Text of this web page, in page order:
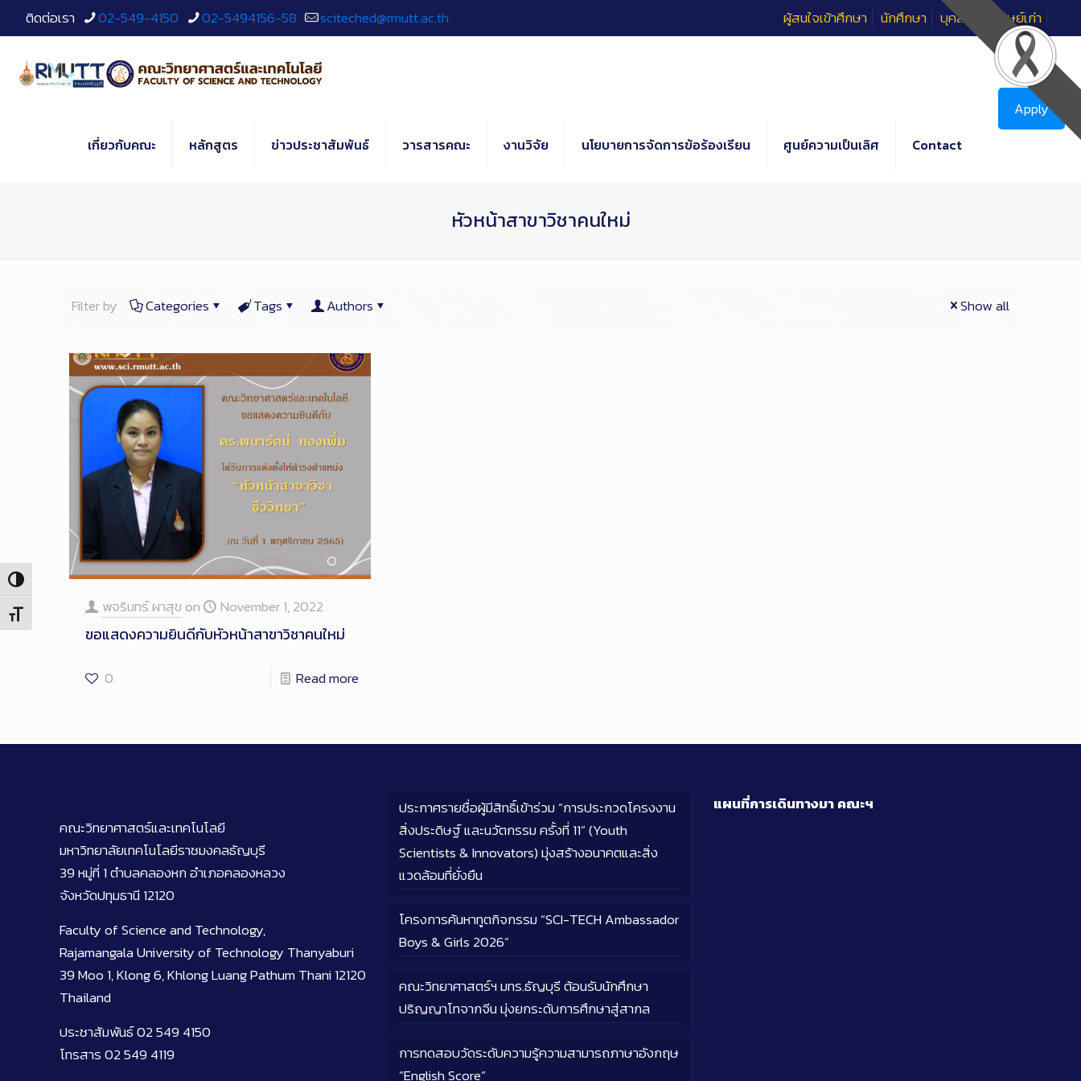
to
Content
Toggle High Contrast
Toggle Font size
ติดต่อเรา 02-549-4150 02-5494156-58 sciteched@rmutt.ac.th ผู้สนใจเข้าศึกษา นักศึกษา บุคลากร ศิษย์เก่า
เกี่ยวกับคณะ หลักสูตร ข่าวประชาสัมพันธ์ วารสารคณะ งานวิจัย นโยบายการจัดการข้อร้องเรียน ศูนย์ความเป็นเลิศ Contact
Apply
หัวหน้าสาขาวิชาคนใหม่
Filter by Categories Tags Authors Show all
พจรินทร์ ผาสุข on November 1, 2022
ขอแสดงความยินดีกับหัวหน้าสาขาวิชาคนใหม่
0 Read more
คณะวิทยาศาสตร์และเทคโนโลยี
มหาวิทยาลัยเทคโนโลยีราชมงคลธัญบุรี
39 หมู่ที่ 1 ตำบลคลองหก อำเภอคลองหลวง
จังหวัดปทุมธานี 12120
Faculty of Science and Technology,
Rajamangala University of Technology Thanyaburi
39 Moo 1, Klong 6, Khlong Luang Pathum Thani 12120
Thailand
ประชาสัมพันธ์ 02 549 4150
โทรสาร 02 549 4119
ประกาศรายชื่อผู้มีสิทธิ์เข้าร่วม “การประกวดโครงงาน
สิ่งประดิษฐ์ และนวัตกรรม ครั้งที่ 11” (Youth
Scientists & Innovators) มุ่งสร้างอนาคตและสิ่ง
แวดล้อมที่ยั่งยืน
โครงการค้นหาทูตกิจกรรม “SCI-TECH Ambassador
Boys & Girls 2026”
คณะวิทยาศาสตร์ฯ มทร.ธัญบุรี ต้อนรับนักศึกษา
ปริญญาโทจากจีน มุ่งยกระดับการศึกษาสู่สากล
การทดสอบวัดระดับความรู้ความสามารถภาษาอังกฤษ
“English Score”
แผนที่การเดินทางมาคณะฯ